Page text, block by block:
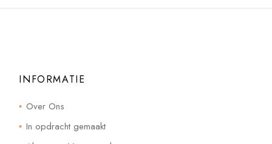
INFORMATIE
Over Ons
In opdracht gemaakt